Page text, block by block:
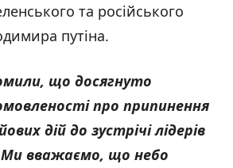
та російського
путіна.
що досягнуто
про припинення
дій до зустрічі лідерів
вважаємо, що небо